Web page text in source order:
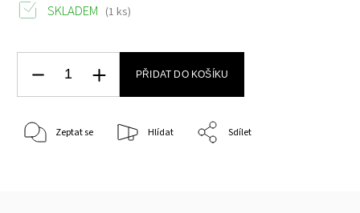
SKLADEM (1 ks)
PŘIDAT DO KOŠÍKU
Zeptat se Hlídat Sdílet